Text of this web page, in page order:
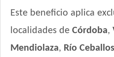
Kedi Special Care
Keiko Gato Adulto Mix de
Kongo Gato Adulto sabor Carne
Este beneficio aplica
localidades de Córdoba,
Mendiolaza, Río Ceballos